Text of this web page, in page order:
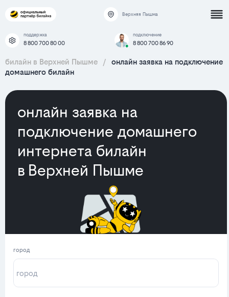
Верхняя Пышма
поддержка
8 800 700 80 00
подключение
8 800 700 86 90
билайн в Верхней Пышме /
онлайн заявка на подключение
домашнего билайн
онлайн заявка на
подключение домашнего
интернета билайн
в Верхней Пышме
город